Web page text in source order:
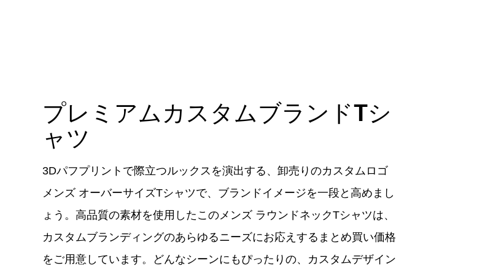
プレミアムカスタムブランドTシ
ャツ
3Dパフプリントで際立つルックスを演出する、卸売りのカスタムロゴ
メンズ オーバーサイズTシャツで、ブランドイメージを一段と高めまし
ょう。高品質の素材を使用したこのメンズ ラウンドネックTシャツは、
カスタムブランディングのあらゆるニーズにお応えするまとめ買い価格
をご用意しています。どんなシーンにもぴったりの、カスタムデザイン